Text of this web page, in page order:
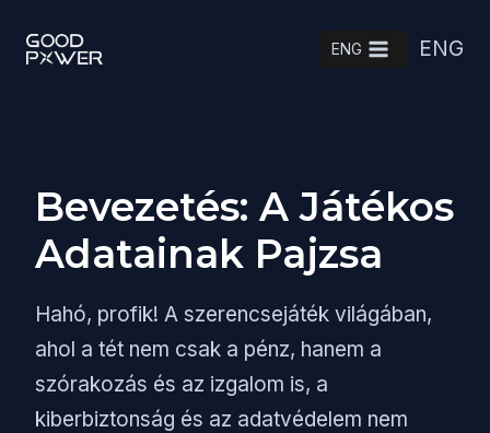
ENG ENG
Bevezetés: A Játékos
Adatainak Pajzsa
Hahó, profik! A szerencsejáték világában,
ahol a tét nem csak a pénz, hanem a
szórakozás és az izgalom is, a
kiberbiztonság és az adatvédelem nem